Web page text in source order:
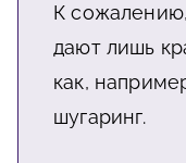
К
дают лишь
как,
шугаринг.